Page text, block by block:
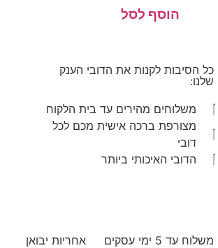
כל הסיבות לקנות את הדובי הענק
שלנו:
משלוחים מהירים עד בית הלקוח
מצורפת ברכה אישית מכם לכל
דובי
הדובי האיכותי ביותר
משלוח עד 5 ימי עסקים אחריות יבואן